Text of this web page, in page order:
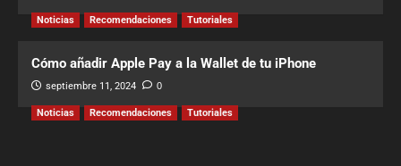
Noticias Recomendaciones Tutoriales
Cómo añadir Apple Pay a la Wallet de tu iPhone
septiembre 11, 2024 0
Noticias Recomendaciones Tutoriales